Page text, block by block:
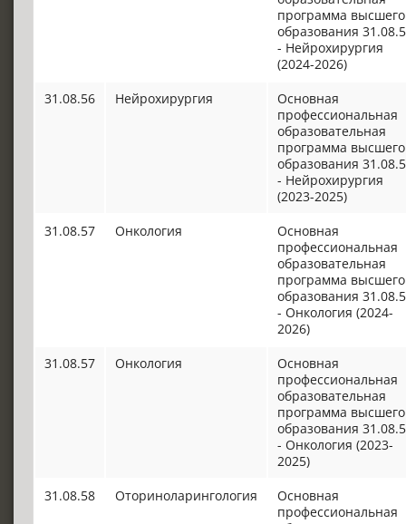
программа высшего
образования
- Нейрохирургия
(2024-2026)
31.08.56
Нейрохирургия
Основная
профессиональная
образовательная
программа высшего
образования
- Нейрохирургия
(2023-2025)
31.08.57
Онкология
Основная
профессиональная
образовательная
программа высшего
образования
- Онкология (2024-
2026)
31.08.57
Онкология
Основная
профессиональная
образовательная
программа высшего
образования
- Онкология (2023-
2025)
31.08.58
Оториноларингология
Основная
профессиональная